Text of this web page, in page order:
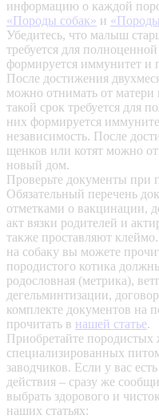
информацию о каждой
«Породы собак» и
Убедитесь, что малыш
требуется для
формируется иммунитет и
После достижения
можно отнимать от
такой срок требуется для
них формируется
независимость. После
щенков или котят можно
новый дом.
Проверьте документы при
Обязательный перечень
отметками о вакцинации,
акт вязки родителей и
также проставляют
на собаку вы можете
породистого котика
родословная (метрика),
дегельминтизации,
комплекте документов на
прочитать в нашей статье.
Приобретайте породистых
специализированных
заводчиков. Если у вас
действия – сразу же
выбрать здорового и
наших статьях: